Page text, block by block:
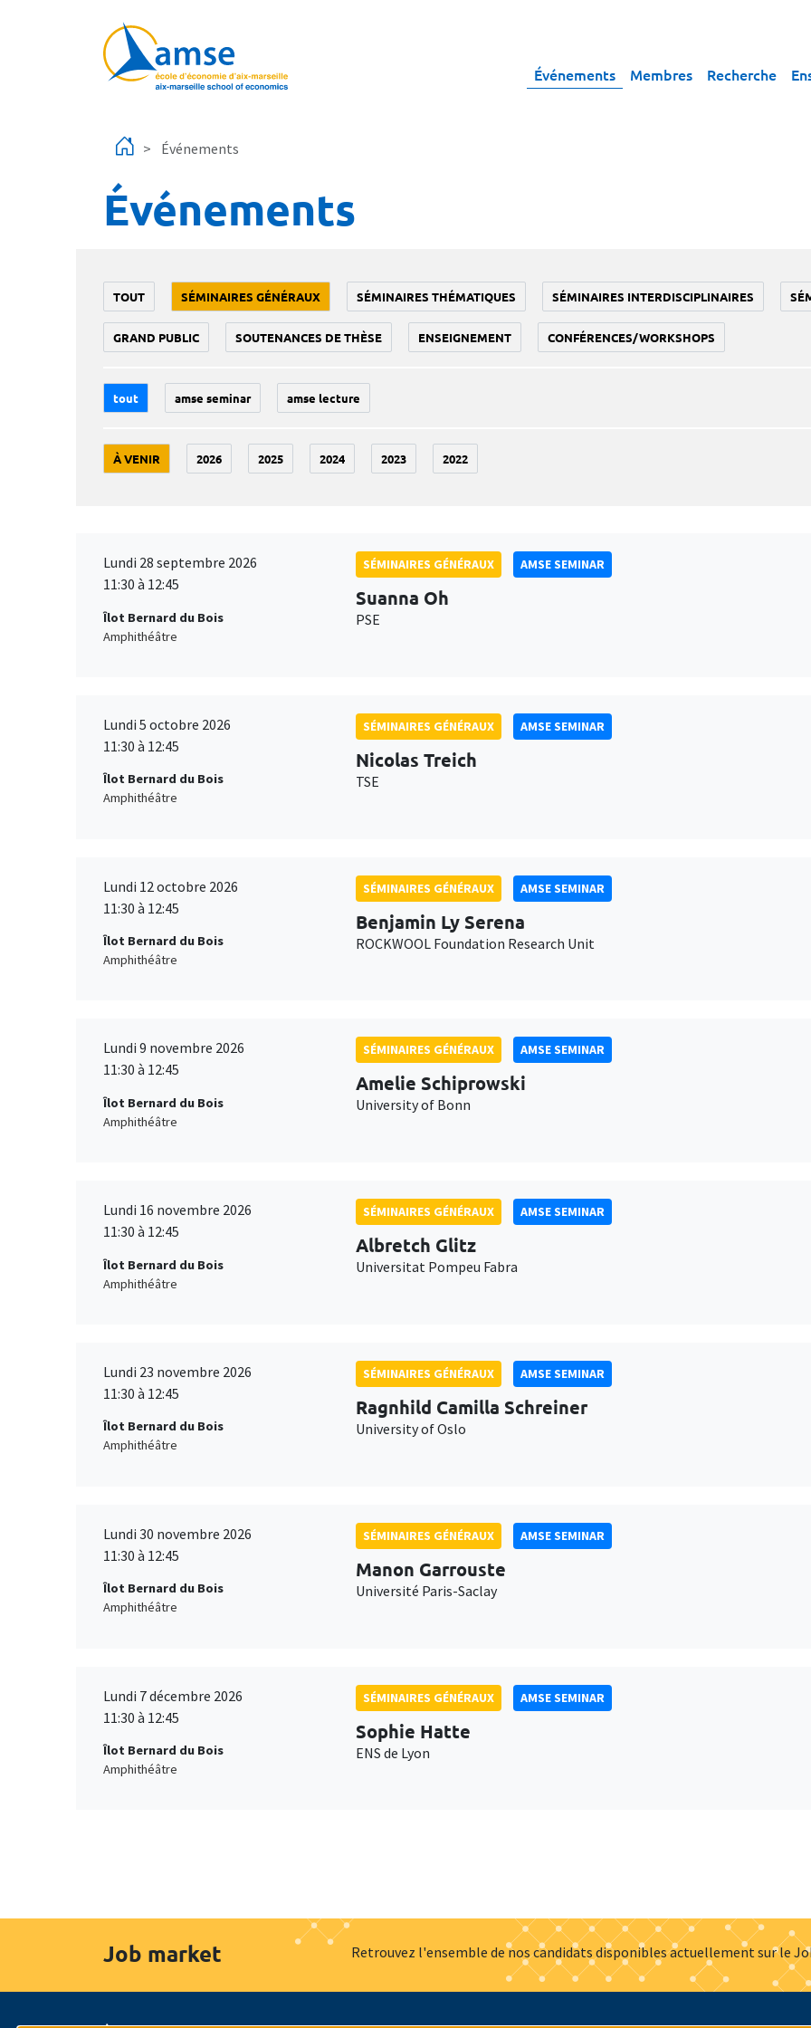
Événements Membres Recherche
Événements
Événements
TOUT SÉMINAIRES GÉNÉRAUX SÉMINAIRES THÉMATIQUES SÉMINAIRES INTERDISCIPLINAIRES
GRAND PUBLIC SOUTENANCES DE THÈSE ENSEIGNEMENT CONFÉRENCES/WORKSHOPS
tout amse seminar amse lecture
À VENIR 2026 2025 2024 2023 2022
Lundi 28 septembre 2026
11:30 à 12:45
Îlot Bernard du Bois
Amphithéâtre
SÉMINAIRES GÉNÉRAUX AMSE SEMINAR
Suanna Oh
PSE
Lundi 5 octobre 2026
11:30 à 12:45
Îlot Bernard du Bois
Amphithéâtre
SÉMINAIRES GÉNÉRAUX AMSE SEMINAR
Nicolas Treich
TSE
Lundi 12 octobre 2026
11:30 à 12:45
Îlot Bernard du Bois
Amphithéâtre
SÉMINAIRES GÉNÉRAUX AMSE SEMINAR
Benjamin Ly Serena
ROCKWOOL Foundation Research Unit
Lundi 9 novembre 2026
11:30 à 12:45
Îlot Bernard du Bois
Amphithéâtre
SÉMINAIRES GÉNÉRAUX AMSE SEMINAR
Amelie Schiprowski
University of Bonn
Lundi 16 novembre 2026
11:30 à 12:45
Îlot Bernard du Bois
Amphithéâtre
SÉMINAIRES GÉNÉRAUX AMSE SEMINAR
Albretch Glitz
Universitat Pompeu Fabra
Lundi 23 novembre 2026
11:30 à 12:45
Îlot Bernard du Bois
Amphithéâtre
SÉMINAIRES GÉNÉRAUX AMSE SEMINAR
Ragnhild Camilla Schreiner
University of Oslo
Lundi 30 novembre 2026
11:30 à 12:45
Îlot Bernard du Bois
Amphithéâtre
SÉMINAIRES GÉNÉRAUX AMSE SEMINAR
Manon Garrouste
Université Paris-Saclay
Lundi 7 décembre 2026
11:30 à 12:45
Îlot Bernard du Bois
Amphithéâtre
SÉMINAIRES GÉNÉRAUX AMSE SEMINAR
Sophie Hatte
ENS de Lyon
Job market Retrouvez l'ensemble de nos candidats disponibles actuellement sur le